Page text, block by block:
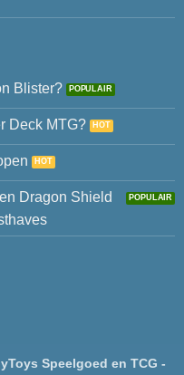
Blister?
Deck MTG?
Dragon Shield
Speelgoed en TCG -